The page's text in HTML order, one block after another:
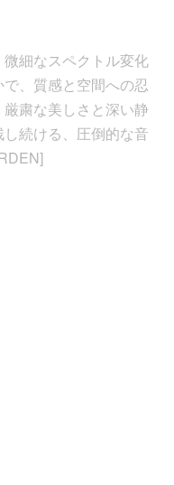
細なスペクトル変化
、質感と空間への忍
粛な美しさと深い静
続ける、圧倒的な音